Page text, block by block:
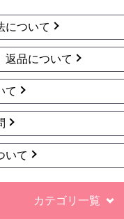
からない。少々不安であ
初期設定や取り扱いの説
げる感じ。
説明もHPとは違った。
カー保証が３年追加にな
。HPにはメーカー保証
いたが、どちらが正しい
について
返品について
て
いて
カテゴリ一覧